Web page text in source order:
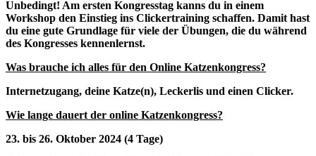
Unbedingt! Am ersten Kongresstag kanns du in einem
Workshop den Einstieg ins Clickertraining schaffen. Damit hast
du eine gute Grundlage für viele der Übungen, die du während
des Kongresses kennenlernst.
Was brauche ich alles für den Online Katzenkongress?
Internetzugang, deine Katze(n), Leckerlis und einen Clicker.
Wie lange dauert der online Katzenkongress?
23. bis 26. Oktober 2024 (4 Tage)